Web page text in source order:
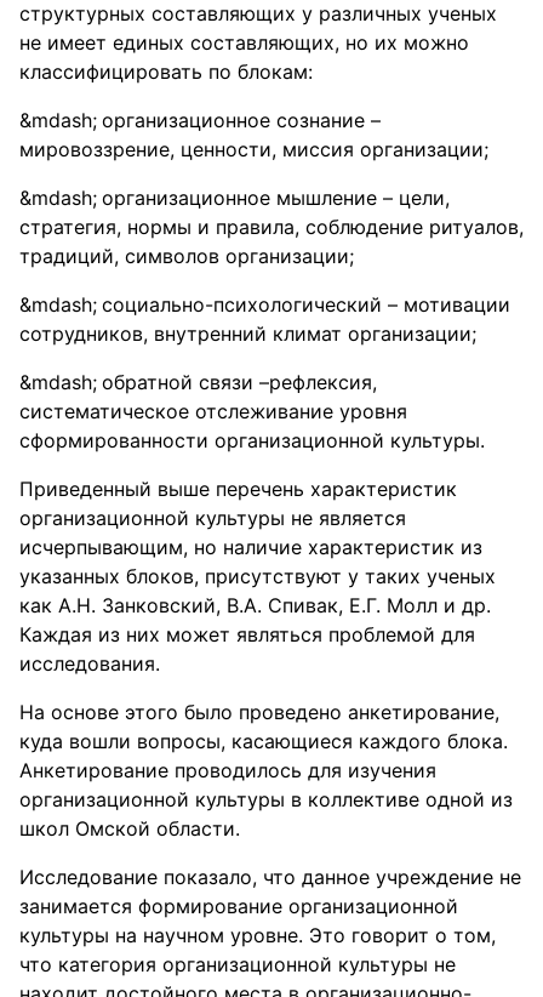
структурных составляющих у различных ученых
не имеет единых составляющих, но их можно
классифицировать по блокам:
организационное сознание –
мировоззрение, ценности, миссия организации;
организационное мышление – цели,
стратегия, нормы и правила, соблюдение ритуалов,
традиций, символов организации;
социально-психологический – мотивации
сотрудников, внутренний климат организации;
обратной связи –рефлексия,
систематическое отслеживание уровня
сформированности организационной культуры.
Приведенный выше перечень характеристик
организационной культуры не является
исчерпывающим, но наличие характеристик из
указанных блоков, присутствуют у таких ученых
как А.Н. Занковский, В.А. Спивак, Е.Г. Молл и др.
Каждая из них может являться проблемой для
исследования.
На основе этого было проведено анкетирование,
куда вошли вопросы, касающиеся каждого блока.
Анкетирование проводилось для изучения
организационной культуры в коллективе одной из
школ Омской области.
Исследование показало, что данное учреждение не
занимается формирование организационной
культуры на научном уровне. Это говорит о том,
что категория организационной культуры не